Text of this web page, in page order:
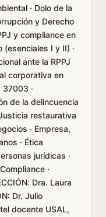
· Dolo de la
y Derecho
y compliance en
(esenciales I y II) ·
ante la RPPJ
corporativa en
37003 ·
de la delincuencia
restaurativa
· Empresa,
· Ética
jurídicas ·
·
Dra. Laura
Dr. Julio
docente USAL,